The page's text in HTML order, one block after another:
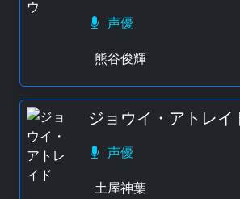
声優
熊谷俊輝
ジョウイ・アトレイ
声優
土屋神葉